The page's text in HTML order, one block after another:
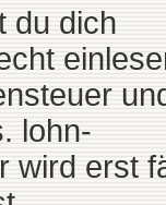
du dich
lohn-
wird erst